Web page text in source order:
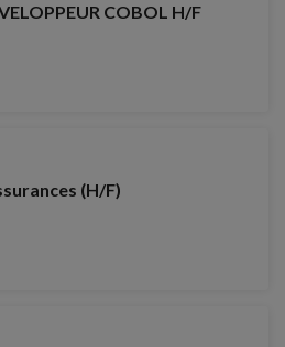
COBOL H/F
(H/F)